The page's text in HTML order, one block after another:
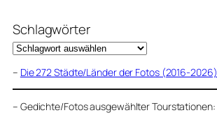
Schlagwörter
– Die 272 Städte/Länder der Fotos (2016-2026)
– Gedichte/Fotos ausgewählter Tourstationen: